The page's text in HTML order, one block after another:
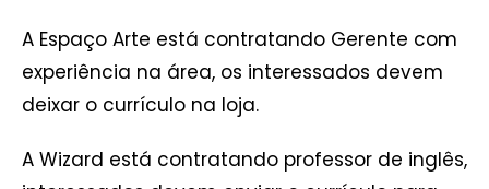
A Espaço Arte está contratando Gerente com
experiência na área, os interessados devem
deixar o currículo na loja.
A Wizard está contratando professor de inglês,